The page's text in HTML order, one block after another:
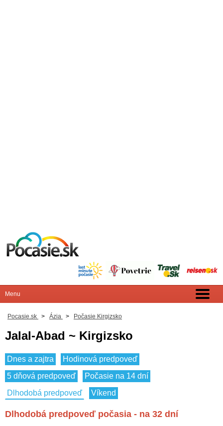
Pocasie.sk > Ázia > Počasie Kirgizsko
Jalal-Abad ~ Kirgizsko
Dnes a zajtra
Hodinová predpoveď
5 dňová predpoveď
Počasie na 14 dní
Dlhodobá predpoveď
Víkend
Dlhodobá predpoveď počasia - na 32 dní